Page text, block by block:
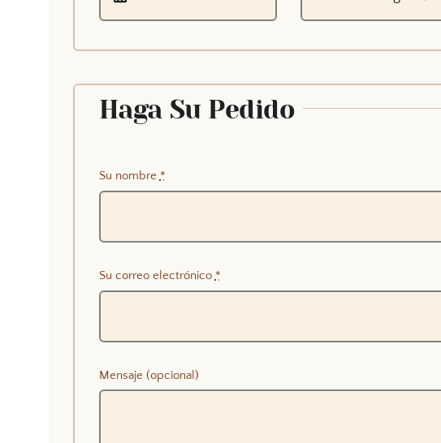
Haga Su Pedido
Su nombre *
Su correo electrónico *
Mensaje (opcional)